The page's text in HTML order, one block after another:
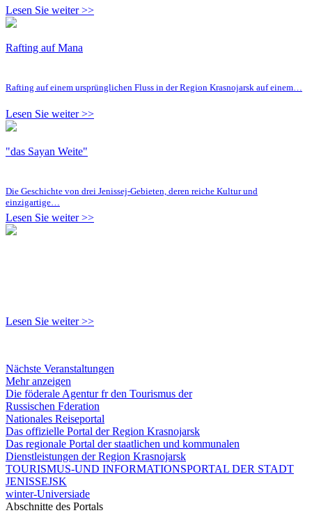
Lesen Sie weiter >>
Rafting auf Mana
Rafting auf einem ursprünglichen Fluss in der Region Krasnojarsk auf einem…
Lesen Sie weiter >>
"das Sayan Weite"
Die Geschichte von drei Jenissej-Gebieten, deren reiche Kultur und
einzigartige…
Lesen Sie weiter >>
Lesen Sie weiter >>
Nächste Veranstaltungen
Mehr anzeigen
Die föderale Agentur fr den Tourismus der
Russischen Fderation
Nationales Reiseportal
Das offizielle Portal der Region Krasnojarsk
Das regionale Portal der staatlichen und kommunalen
Dienstleistungen der Region Krasnojarsk
TOURISMUS-UND INFORMATIONSPORTAL DER STADT
JENISSEJSK
winter-Universiade
Abschnitte des Portals